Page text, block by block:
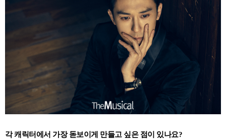
각 캐릭터에서 가장 돋보이게 만들고 싶은 점이 있나요?